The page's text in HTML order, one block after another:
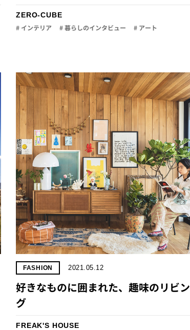
ZERO-CUBE
# インテリア # 暮らしのインタビュー # アート
FASHION 2021.05.12
好きなものに囲まれた、趣味のリビン
グ
FREAK'S HOUSE